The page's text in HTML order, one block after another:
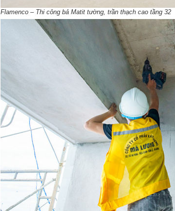
Flamenco – Thi công bả Matit tường, trần thạch cao tầng 32